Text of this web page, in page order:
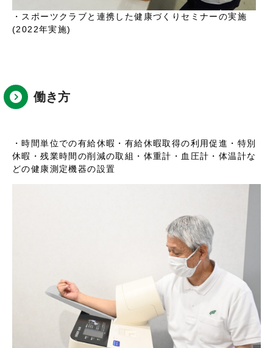
・スポーツクラブと連携した健康づくりセミナーの実施
(2022年実施)
働き方
・時間単位での有給休暇 ・有給休暇取得の利用促進 ・特別
休暇 ・残業時間の削減の取組 ・体重計・血圧計・体温計な
どの健康測定機器の設置